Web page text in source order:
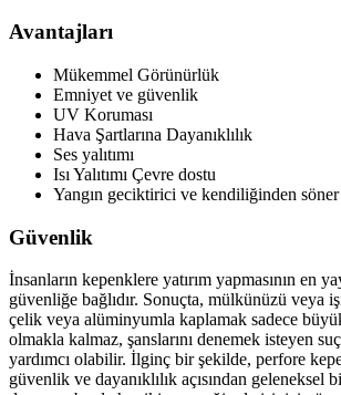
Avantajları
Mükemmel Görünürlük
Emniyet ve güvenlik
UV Koruması
Hava Şartlarına Dayanıklılık
Ses yalıtımı
Isı Yalıtımı Çevre dostu
Yangın geciktirici ve kendiliğinden söner
Güvenlik
İnsanların kepenklere yatırım yapmasının en
güvenliğe bağlıdır. Sonuçta, mülkünüzü veya
çelik veya alüminyumla kaplamak sadece
olmakla kalmaz, şanslarını denemek isteyen
yardımcı olabilir. İlginç bir şekilde, perfore
güvenlik ve dayanıklılık açısından geleneksel